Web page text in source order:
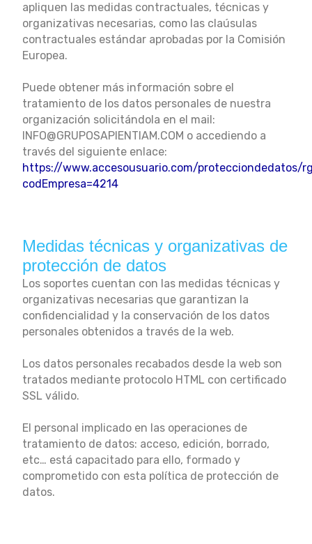
apliquen las medidas contractuales, técnicas y
organizativas necesarias, como las claúsulas
contractuales estándar aprobadas por la Comisión
Europea.
Puede obtener más información sobre el
tratamiento de los datos personales de nuestra
organización solicitándola en el mail:
INFO@GRUPOSAPIENTIAM.COM o accediendo a
través del siguiente enlace:
https://www.accesousuario.com/protecciondedatos/
codEmpresa=4214
Medidas técnicas y organizativas de
protección de datos
Los soportes cuentan con las medidas técnicas y
organizativas necesarias que garantizan la
confidencialidad y la conservación de los datos
personales obtenidos a través de la web.
Los datos personales recabados desde la web son
tratados mediante protocolo HTML con certificado
SSL válido.
El personal implicado en las operaciones de
tratamiento de datos: acceso, edición, borrado,
etc… está capacitado para ello, formado y
comprometido con esta política de protección de
datos.